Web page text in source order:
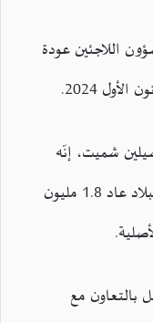
اللاجئين عودة
2024.
شميت، إنّه
بالإضافة إلى اللاجئين العائدين من خارج البلاد عاد 1.8 مليون
مع